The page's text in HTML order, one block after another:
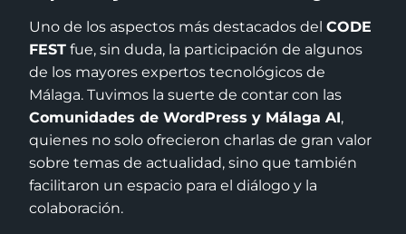
Uno de los aspectos más destacados delCODE
FEST fue, sin duda, la participación de algunos
de los mayores expertos tecnológicos de
Málaga. Tuvimos la suerte de contar con las
Comunidades de WordPress y Málaga AI,
quienes no solo ofrecieron charlas de gran valor
sobre temas de actualidad, sino que también
facilitaron un espacio para el diálogo y la
colaboración.